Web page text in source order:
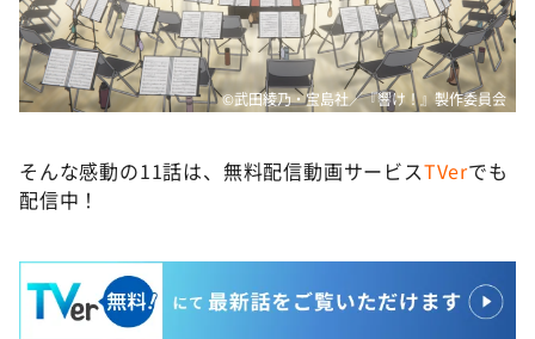
©武田綾乃・宝島社／『響け！』製作委員会
そんな感動の11話は、無料配信動画サービスTVerでも
配信中！